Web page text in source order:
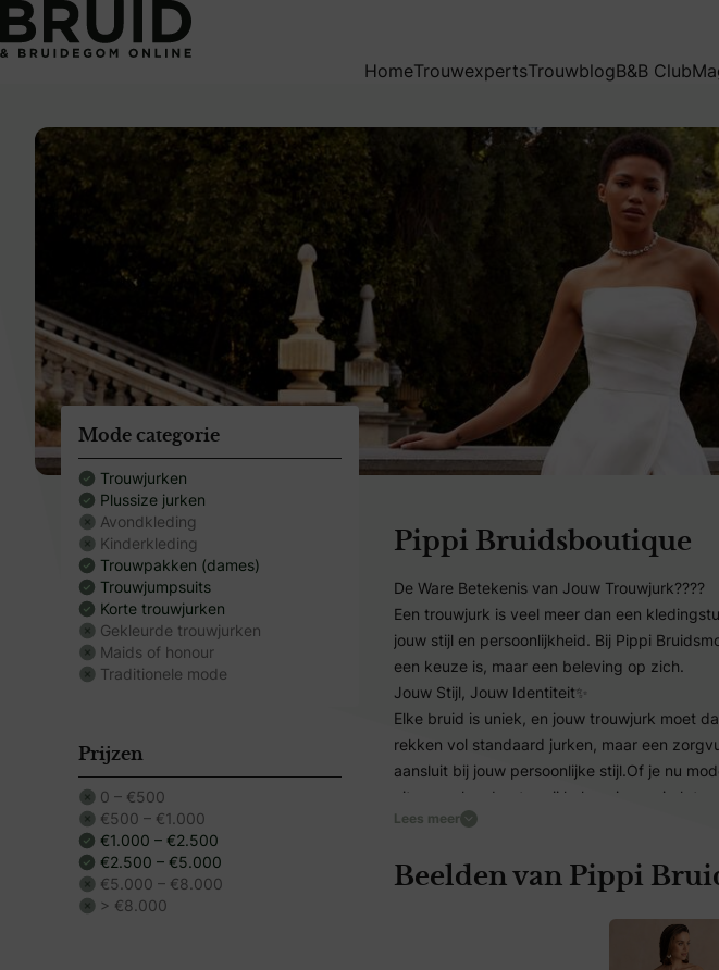
HomeTrouwexpertsTrouwblogB&B Club
Mode categorie
Trouwjurken
Plussize jurken
Avondkleding
Kinderkleding
Trouwpakken (dames)
Trouwjumpsuits
Korte trouwjurken
Gekleurde trouwjurken
Maids of honour
Traditionele mode
Prijzen
0 – €500
€500 – €1.000
€1.000 – €2.500
€2.500 – €5.000
€5.000 – €8.000
> €8.000
Beelden van Pippi
Pippi Bruidsboutique
De Ware Betekenis van Jouw Trouwjurk????
Een trouwjurk is veel meer dan een
jouw stijl en persoonlijkheid. Bij Pippi
een keuze is, maar een beleving op zich.
Jouw Stijl, Jouw Identiteit✨
Elke bruid is uniek, en jouw trouwjurk moet
rekken vol standaard jurken, maar een
aansluit bij jouw persoonlijke stijl.Of je nu
uitgesproken bent – wij helpen je een jurk te
mocht dé jurk er niet meteen tussen zitten?
De Beleving van het Vinden van Dé Jurk????
Geen keuzestress, geen overweldigende
waarin we echt de tijd voor je nemen. Bij
Lees meer